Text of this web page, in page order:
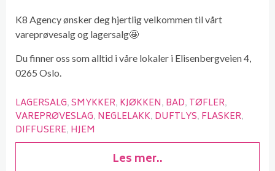
K8 Agency ønsker deg hjertlig velkommen til vårt
vareprøvesalg og lagersalg🤩
Du finner oss som alltid i våre lokaler i Elisenbergveien 4,
0265 Oslo.
LAGERSALG SMYKKER KJØKKEN BAD TØFLER
VAREPRØVESLAG NEGLELAKK DUFTLYS FLASKER
DIFFUSERE HJEM
Les mer..